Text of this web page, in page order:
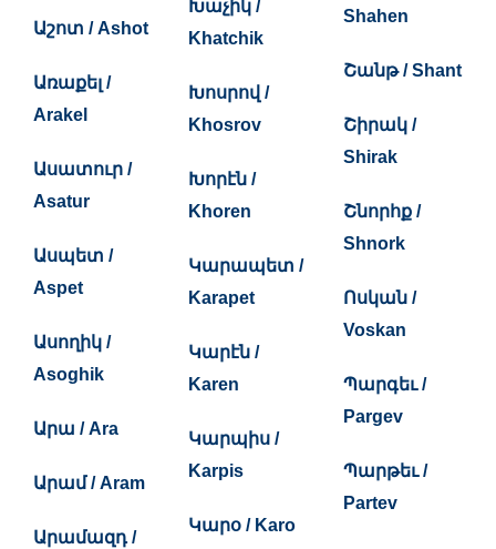
Աշոտ / Ashot
Առաքել /
Arakel
Ասատուր /
Asatur
Ասպետ /
Aspet
Ասողիկ /
Asoghik
Արա / Ara
Արամ / Aram
Արամազդ /
Խաչիկ /
Khatchik
Խոսրով /
Khosrov
Խորէն /
Khoren
Կարապետ /
Karapet
Կարէն /
Karen
Կարպիս /
Karpis
Կարօ / Karo
Shahen
Շանթ / Shant
Շիրակ /
Shirak
Շնորհք /
Shnork
Ոսկան /
Voskan
Պարգեւ /
Pargev
Պարթեւ /
Partev